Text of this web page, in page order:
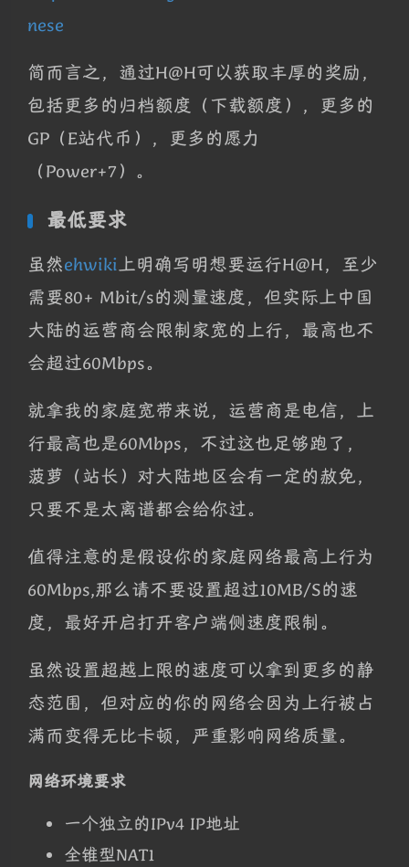
nese
简而言之，通过H@H可以获取丰厚的奖励，
包括更多的归档额度（下载额度），更多的
GP（E站代币），更多的愿力
（Power+7）。
最低要求
虽然ehwiki上明确写明想要运行H@H，至少
需要80+ Mbit/s的测量速度，但实际上中国
大陆的运营商会限制家宽的上行，最高也不
会超过60Mbps。
就拿我的家庭宽带来说，运营商是电信，上
行最高也是60Mbps，不过这也足够跑了，
菠萝（站长）对大陆地区会有一定的赦免，
只要不是太离谱都会给你过。
值得注意的是假设你的家庭网络最高上行为
60Mbps,那么请不要设置超过10MB/S的速
度，最好开启打开客户端侧速度限制。
虽然设置超越上限的速度可以拿到更多的静
态范围，但对应的你的网络会因为上行被占
满而变得无比卡顿，严重影响网络质量。
网络环境要求
一个独立的IPv4 IP地址
全锥型NAT1